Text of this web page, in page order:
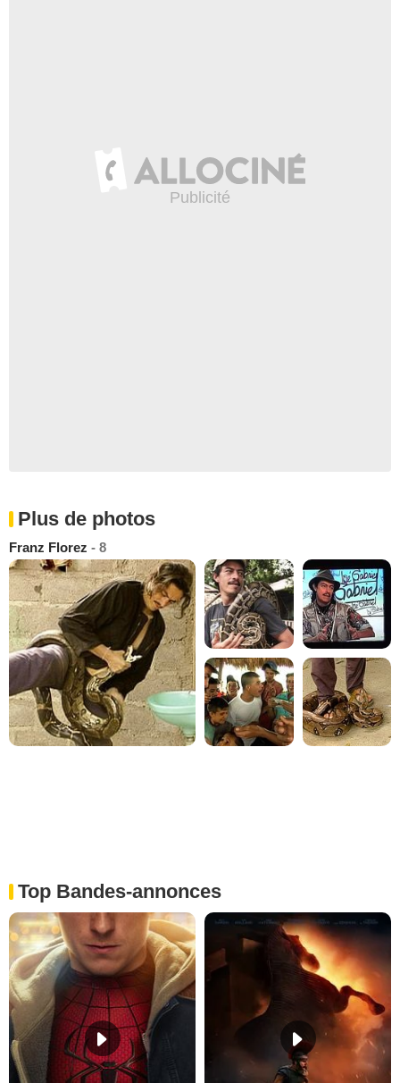
Plus de photos
Franz Florez - 8
Top Bandes-annonces